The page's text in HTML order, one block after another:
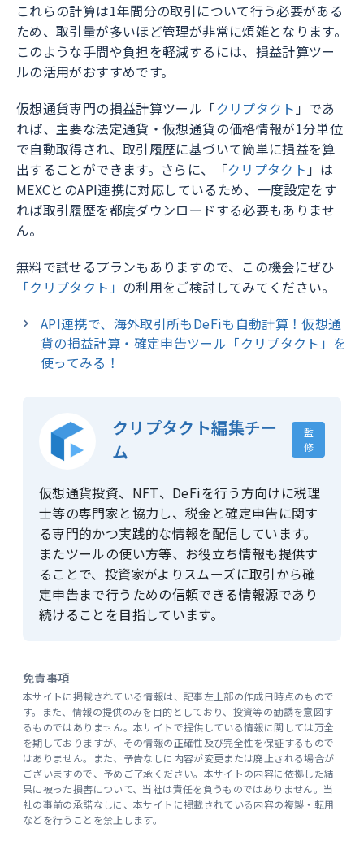
これらの計算は1年間分の取引について行う必要がある
ため、取引量が多いほど管理が非常に煩雑となります。
このような手間や負担を軽減するには、損益計算ツー
ルの活用がおすすめです。
仮想通貨専門の損益計算ツール「クリプタクト」であ
れば、主要な法定通貨・仮想通貨の価格情報が1分単位
で自動取得され、取引履歴に基づいて簡単に損益を算
出することができます。さらに、「クリプタクト」は
MEXCとのAPI連携に対応しているため、一度設定をす
れば取引履歴を都度ダウンロードする必要もありませ
ん。
無料で試せるプランもありますので、この機会にぜひ
「クリプタクト」 の利用をご検討してみてください。
API連携で、海外取引所もDeFiも自動計算！仮想通
貨の損益計算・確定申告ツール「クリプタクト」を
使ってみる！
クリプタクト編集チー
ム
監
修
仮想通貨投資、NFT、DeFiを行う方向けに税理
士等の専門家と協力し、税金と確定申告に関す
る専門的かつ実践的な情報を配信しています。
またツールの使い方等、お役立ち情報も提供す
ることで、投資家がよりスムーズに取引から確
定申告まで行うための信頼できる情報源であり
続けることを目指しています。
免責事項
本サイトに掲載されている情報は、記事左上部の作成日時点のもので
す。また、情報の提供のみを目的としており、投資等の勧誘を意図す
るものではありません。本サイトで提供している情報に関しては万全
を期しておりますが、その情報の正確性及び完全性を保証するもので
はありません。また、予告なしに内容が変更または廃止される場合が
ございますので、予めご了承ください。本サイトの内容に依拠した結
果に被った損害について、当社は責任を負うものではありません。当
社の事前の承諾なしに、本サイトに掲載されている内容の複製・転用
などを行うことを禁止します。